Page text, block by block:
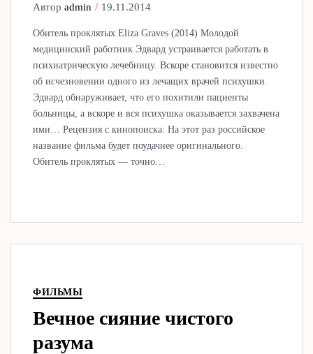
Авторadmin 19.11.2014
Обитель проклятых Eliza Graves (2014) Молодой
медицинский работник Эдвард устраивается работать в
психиатрическую лечебницу. Вскоре становится известно
об исчезновении одного из лечащих врачей психушки.
Эдвард обнаруживает, что его похитили пациенты
больницы, а вскоре и вся психушка оказывается захвачена
ими… Рецензия с кинопоиска: На этот раз российское
название фильма будет поудачнее оригинального.
Обитель проклятых — точно…
ФИЛЬМЫ
Вечное сияние чистого
разума